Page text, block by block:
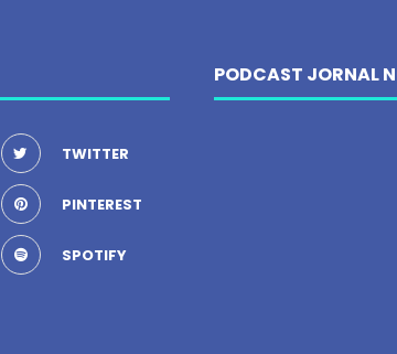
TWITTER
PINTEREST
SPOTIFY
PODCAST JORNAL